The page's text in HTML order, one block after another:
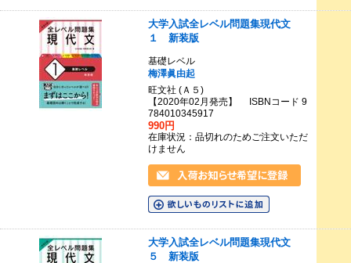
大学入試全レベル問題集現代文
１ 新装版
基礎レベル
梅澤眞由起
旺文社 (Ａ５)
【2020年02月発売】 ISBNコード 9
784010345917
990円
在庫状況：品切れのためご注文いただ
けません
大学入試全レベル問題集現代文
５ 新装版